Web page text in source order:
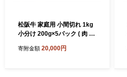
松阪牛 家庭用 小間切れ 1kg
小分け 200g×5パック ( 肉 牛
牛 松阪牛 松坂牛 小間切れ こ
寄附金額 20,000円